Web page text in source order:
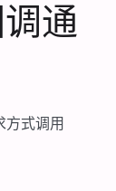
通
式调用